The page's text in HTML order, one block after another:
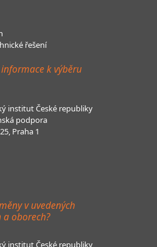
řešení
k výběru
institut České republiky
podpora
Praha 1
v uvedených
a oborech?
institut České republiky